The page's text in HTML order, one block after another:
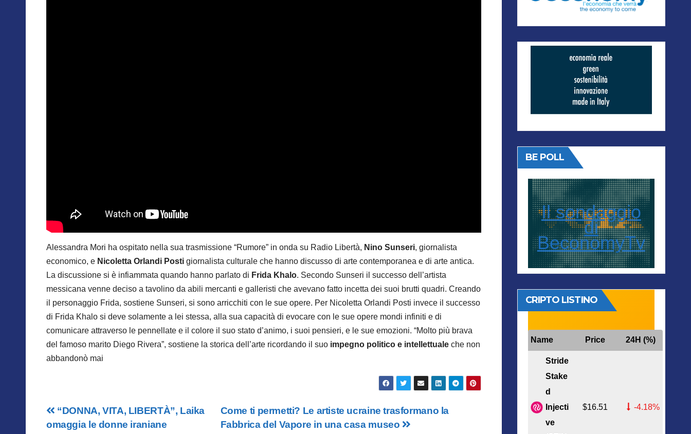
Alessandra Mori ha ospitato nella sua trasmissione “Rumore” in onda su Radio Libertà, Nino Sunseri, giornalista
economico, e Nicoletta Orlandi Posti giornalista culturale che hanno discusso di arte contemporanea e di arte antica.
La discussione si è infiammata quando hanno parlato di Frida Khalo. Secondo Sunseri il successo dell’artista
messicana venne deciso a tavolino da abili mercanti e galleristi che avevano fatto incetta dei suoi brutti quadri. Creando
il personaggio Frida, sostiene Sunseri, si sono arricchiti con le sue opere. Per Nicoletta Orlandi Posti invece il successo
di Frida Khalo si deve solamente a lei stessa, alla sua capacità di evocare con le sue opere mondi infiniti e di
comunicare attraverso le pennellate e il colore il suo stato d’animo, i suoi pensieri, e le sue emozioni. “Molto più brava
del famoso marito Diego Rivera”, sostiene la storica dell’arte ricordando il suo impegno politico e intellettuale che non
abbandonò mai
Navigazione
Come ti permetti? Le artiste ucraine trasformano la
Fabbrica del Vapore in una casa museo
“DONNA, VITA, LIBERTÀ”, Laika
omaggia le donne iraniane
BE POLL
Il sondaggio
di
BeconomyTv
CRIPTO LISTINO
Name Price 24H (%)
Stride
Stake
d
Injecti
ve
$16.51 -4.18%